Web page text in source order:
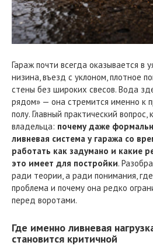
Гараж почти всегда оказывается в
низина, въезд с уклоном, плотное
стены без широких свесов. Вода
рядом» — она стремится именно к
полу. Главный практический
владельца: почему даже
ливневая система у гаража со
работать как задумано и какие
это имеет для постройки.
ради теории, а ради понимания,
проблема и почему она редко
перед воротами.
Где именно ливневая
становится критичной